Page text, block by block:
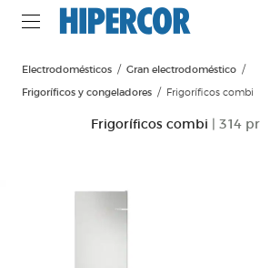
Electrodomésticos
Gran electrodoméstico
Frigoríficos y congeladores
Frigoríficos combi
Frigoríficos combi | 314